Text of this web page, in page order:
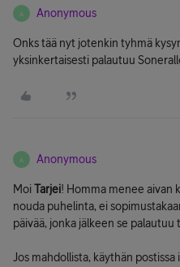
A Anonymous
Onks tää nyt jotenkin tyhmä
yksinkertaisesti palautuu
A Anonymous
MoiTarjei! Homma menee aivan
nouda puhelinta, ei
päivää, jonka jälkeen se palautuu
Jos mahdollista, käythän